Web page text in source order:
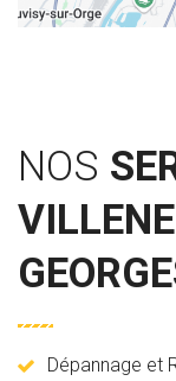
NOS
Dépannage et